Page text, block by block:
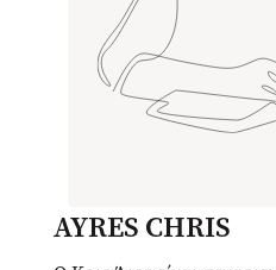
AYRES CHRIS